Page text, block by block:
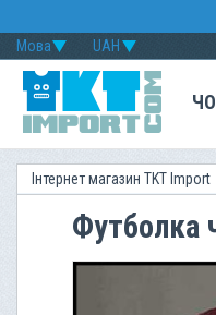
UAH
Мова
Інтернет магазин TKT Import
Футболка